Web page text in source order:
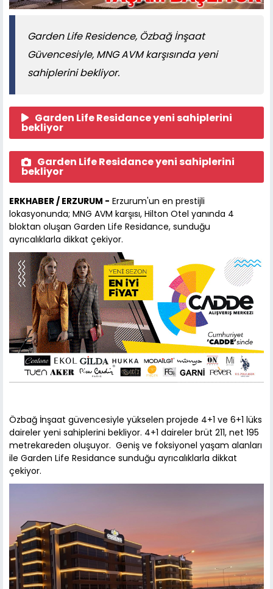
Garden Life Residence, Özbağ İnşaat
Güvencesiyle, MNG AVM karşısında yeni
sahiplerini bekliyor.
Garden Life Residance yeni sahiplerini
bekliyor
Garden Life Residance yeni sahiplerini
bekliyor
ERKHABER / ERZURUM - Erzurum'un en prestijli
lokasyonunda; MNG AVM karşısı, Hilton Otel yanında 4
bloktan oluşan Garden Life Residance, sunduğu
ayrıcalıklarla dikkat çekiyor.
Özbağ İnşaat güvencesiyle yükselen projede 4+1 ve 6+1 lüks
daireler yeni sahiplerini bekliyor. 4+1 daireler brüt 211, net 195
metrekareden oluşuyor. Geniş ve foksiyonel yaşam alanları
ile Garden Life Residance sunduğu ayrıcalıklarla dikkat
çekiyor.